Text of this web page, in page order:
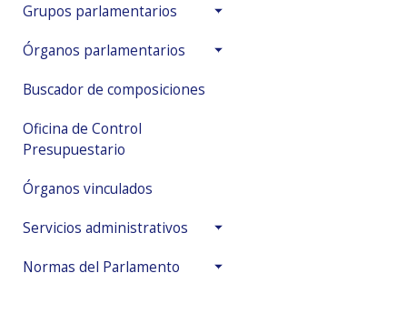
Grupos parlamentarios
Órganos parlamentarios
Buscador de composiciones
Oficina de Control
Presupuestario
Órganos vinculados
Servicios administrativos
Normas del Parlamento